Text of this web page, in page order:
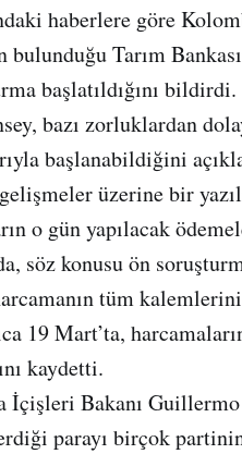
haberlere göre
bulunduğu Tarım
başlatıldığını bildirdi.
bazı zorluklardan
başlanabildiğini
üzerine bir
o gün yapılacak
söz konusu ön
tüm
19 Mart’ta,
kaydetti.
İçişleri Bakanı Guillermo
parayı birçok